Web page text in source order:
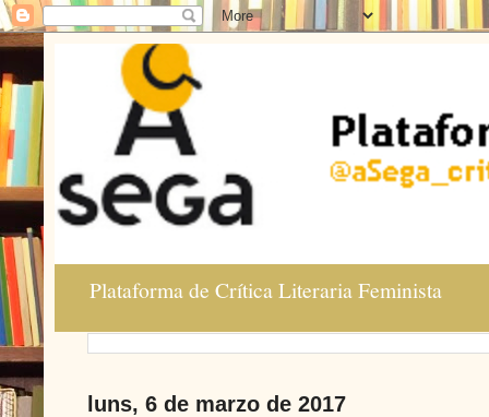
Plataforma de Crítica Literaria Feminista
luns, 6 de marzo de 2017